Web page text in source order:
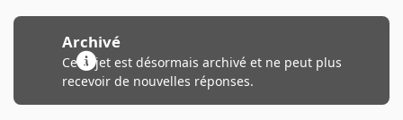
Archivé
Ce sujet est désormais archivé et ne peut plus
recevoir de nouvelles réponses.